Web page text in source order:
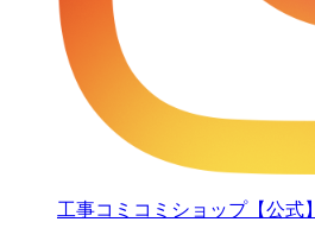
工事コミコミショップ【公式】